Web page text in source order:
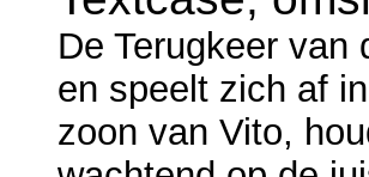
De Terugkeer
en speelt zich af
zoon van Vito,